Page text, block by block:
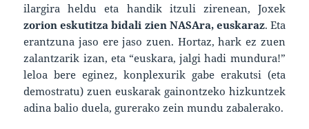
ilargira heldu eta handik itzuli zirenean, Joxek
zorion eskutitza bidali zien NASAra, euskaraz. Eta
erantzuna jaso ere jaso zuen. Hortaz, hark ez zuen
zalantzarik izan, eta “euskara, jalgi hadi mundura!”
leloa bere eginez, konplexurik gabe erakutsi (eta
demostratu) zuen euskarak gainontzeko hizkuntzek
adina balio duela, gurerako zein mundu zabalerako.